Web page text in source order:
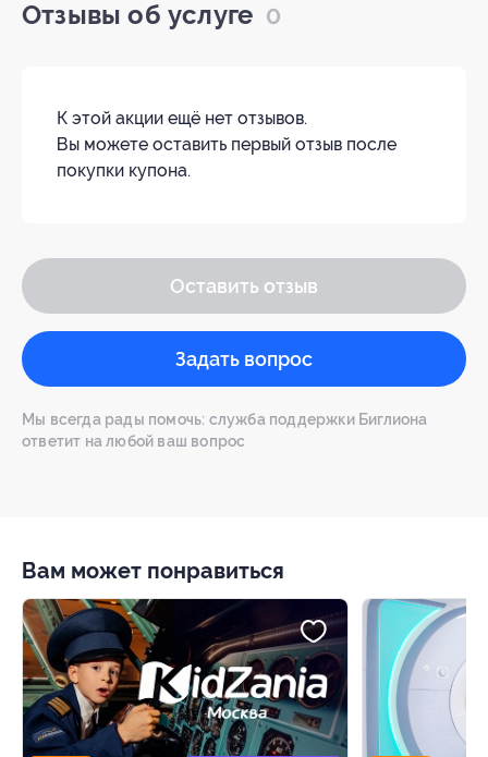
Отзывы об услуге 0
К этой акции ещё нет отзывов.
Вы можете оставить первый отзыв после
покупки купона.
Оставить отзыв
Задать вопрос
Мы всегда рады помочь: служба поддержки Биглиона
ответит на любой ваш вопрос
Вам может понравиться